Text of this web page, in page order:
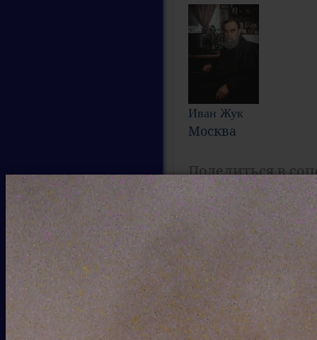
Иван Жук
Москва
Поделиться в
Комментарии для